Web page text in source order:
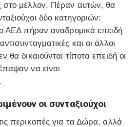
στο μέλλον. Πέραν αυτών, θα
δύο κατηγοριών:
ΑΕΔ πήραν αναδρομικά επειδή
και οι άλλοι
δικαιούνται τίποτα επειδή οι
να είναι
οι συνταξιούχοι
περικοπές για τα Δώρα, αλλά